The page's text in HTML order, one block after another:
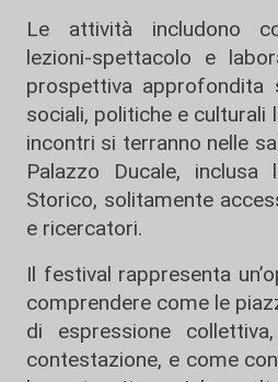
Le attività includono
lezioni-spettacolo e
prospettiva approfondita
sociali, politiche e culturali
incontri si terranno nelle
Palazzo Ducale, inclusa
Storico, solitamente
e ricercatori.
Il festival rappresenta
comprendere come le
di espressione
contestazione, e come